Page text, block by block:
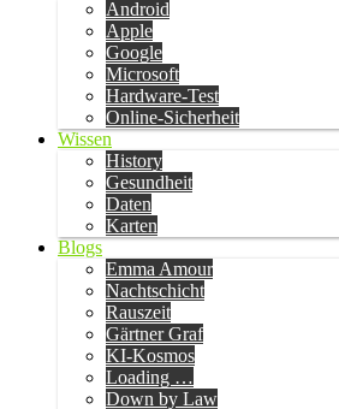
Android
Apple
Google
Microsoft
Hardware-Test
Online-Sicherheit
Wissen
History
Gesundheit
Daten
Karten
Blogs
Emma Amour
Nachtschicht
Rauszeit
Gärtner Graf
KI-Kosmos
Loading …
Down by Law